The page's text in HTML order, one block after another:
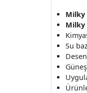
Milky
Milky
Su